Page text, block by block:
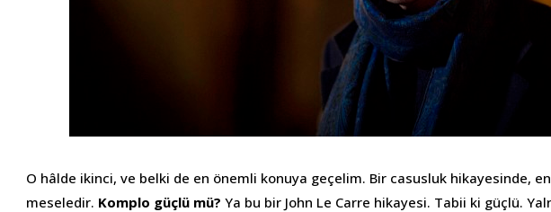
O hâlde ikinci, ve belki de en önemli konuya geçelim. Bir casusluk hikayesinde,
meseledir. Komplo güçlü mü? Ya bu bir John Le Carre hikayesi. Tabii ki güçlü.